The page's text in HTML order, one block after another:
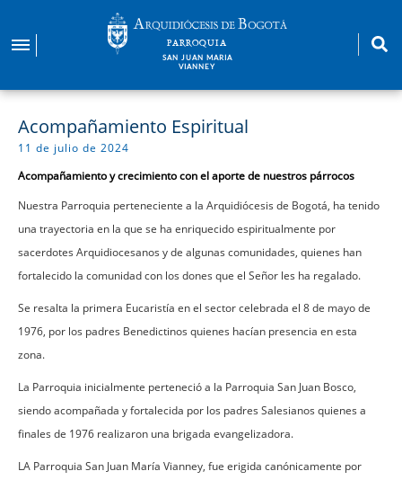
contenido
PARROQUIA
SAN JUAN MARIA
VIANNEY
Acompañamiento Espiritual
11 de julio de 2024
Acompañamiento y crecimiento con el aporte de nuestros párrocos
Nuestra Parroquia perteneciente a la Arquidiócesis de Bogotá, ha tenido
una trayectoria en la que se ha enriquecido espiritualmente por
sacerdotes Arquidiocesanos y de algunas comunidades, quienes han
fortalecido la comunidad con los dones que el Señor les ha regalado.
Se resalta la primera Eucaristía en el sector celebrada el 8 de mayo de
1976, por los padres Benedictinos quienes hacían presencia en esta
zona.
La Parroquia inicialmente perteneció a la Parroquia San Juan Bosco,
siendo acompañada y fortalecida por los padres Salesianos quienes a
finales de 1976 realizaron una brigada evangelizadora.
LA Parroquia San Juan María Vianney, fue erigida canónicamente por